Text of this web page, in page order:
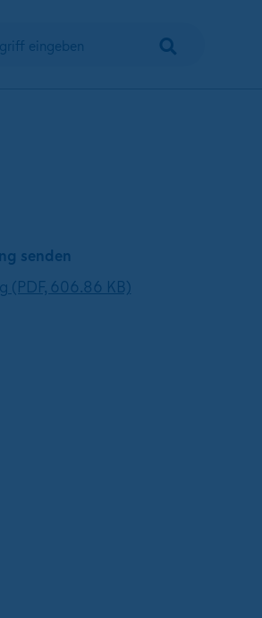
eingeben
senden
(PDF, 606.86 KB)